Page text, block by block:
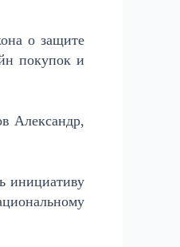
о защите
покупок и
Александр,
инициативу